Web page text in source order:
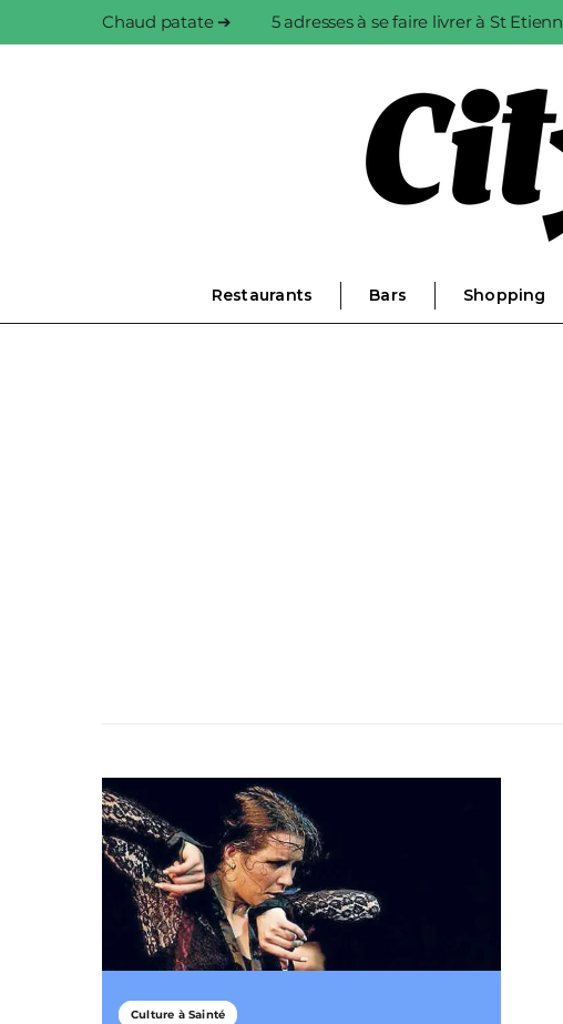
Chaud patate ➔ 5 adresses à se faire livrer à St
Restaurants Bars Shopping
Culture à Sainté